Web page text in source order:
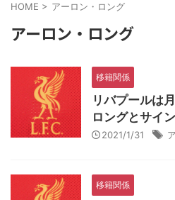
HOME > アーロン・ロング
アーロン・ロング
移籍関係
リバプールは
ロングとサイ
2021/1/31
移籍関係